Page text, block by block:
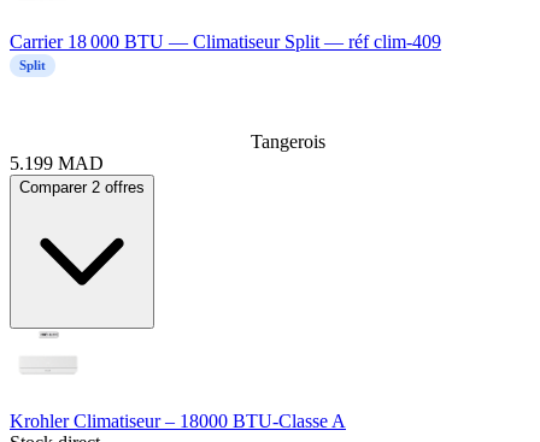
Carrier 18 000 BTU — Climatiseur Split — réf clim-409
Split
Tangerois
5.199 MAD
Comparer 2 offres
Krohler Climatiseur – 18000 BTU-Classe A